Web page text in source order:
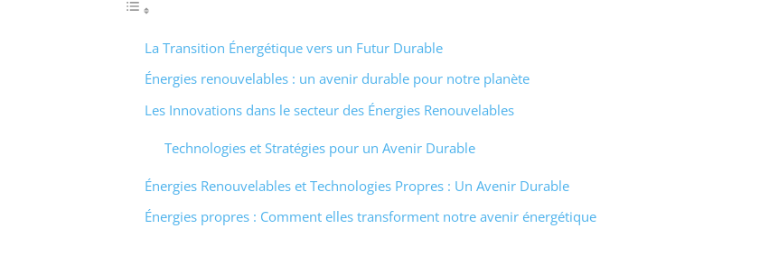
La Transition Énergétique vers un Futur Durable
Énergies renouvelables : un avenir durable pour notre planète
Les Innovations dans le secteur des Énergies Renouvelables
Technologies et Stratégies pour un Avenir Durable
Énergies Renouvelables et Technologies Propres : Un Avenir Durable
Énergies propres : Comment elles transforment notre avenir énergétique